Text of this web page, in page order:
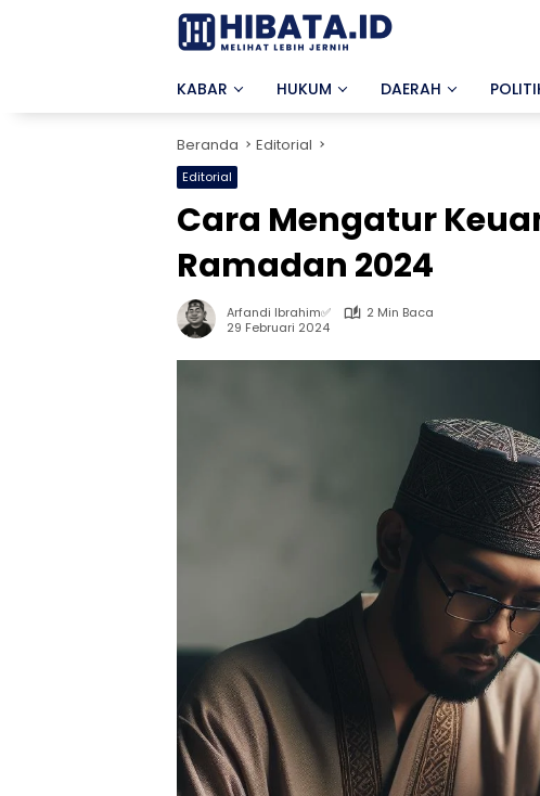
KABAR HUKUM DAERAH
Beranda Editorial
Editorial
Cara Mengatur
Ramadan 2024
Arfandi Ibrahim✅
2 Min Baca
29 Februari 2024